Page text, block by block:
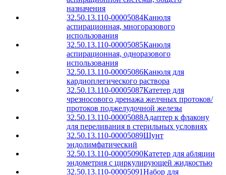
назначения
32.50.13.110-00005084Канюля
аспирационная, многоразового
использования
32.50.13.110-00005085Канюля
аспирационная, одноразового
использования
32.50.13.110-00005086Канюля для
кардиоплегического раствора
32.50.13.110-00005087Катетер для
чрезносового дренажа желчных протоков/
протоков поджелудочной железы
32.50.13.110-00005088Адаптер к флакону
для переливания в стерильных условиях
32.50.13.110-00005089Шунт
эндолимфатический
32.50.13.110-00005090Катетер для абляции
эндометрия с циркулирующей жидкостью
32.50.13.110-00005091Набор для